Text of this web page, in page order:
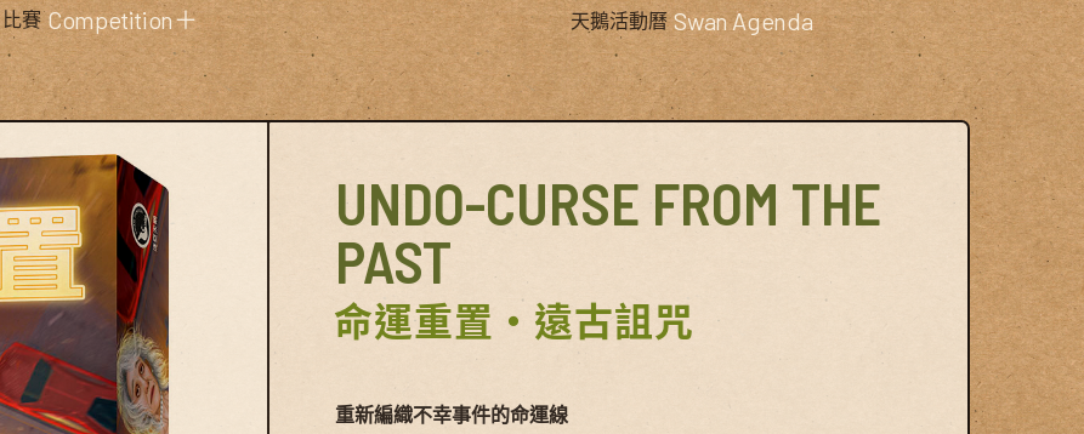
比賽Competition＋ 天鵝活動曆Swan Agenda
UNDO-CURSE FROM THE
PAST
命運重置・遠古詛咒
重新編織不幸事件的命運線